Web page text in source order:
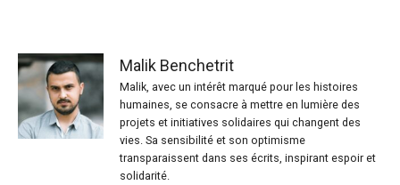
Malik Benchetrit
Malik, avec un intérêt marqué pour les histoires
humaines, se consacre à mettre en lumière des
projets et initiatives solidaires qui changent des
vies. Sa sensibilité et son optimisme
transparaissent dans ses écrits, inspirant espoir et
solidarité.